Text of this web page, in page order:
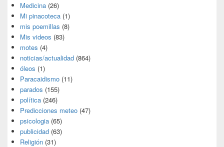
Medicina (26)
Mi pinacoteca (1)
mis poemillas (8)
Mis videos (83)
motes (4)
noticias/actualidad (864)
óleos (1)
Paracaidismo (11)
parados (155)
política (246)
Predicciones meteo (47)
psicologia (65)
publicidad (63)
Religión (31)